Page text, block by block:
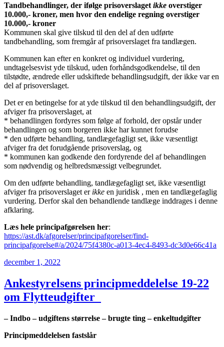
Tandbehandlinger, der ifølge prisoverslaget ikke overstiger
10.000,- kroner, men hvor den endelige regning overstiger
10.000,- kroner
Kommunen skal give tilskud til den del af den udførte
tandbehandling, som fremgår af prisoverslaget fra tandlægen.
Kommunen kan efter en konkret og individuel vurdering,
undtagelsesvist yde tilskud, uden forhåndsgodkendelse, til den
tilstødte, ændrede eller udskiftede behandlingsudgift, der ikke var en
del af prisoverslaget.
Det er en betingelse for at yde tilskud til den behandlingsudgift, der
afviger fra prisoverslaget, at
* behandlingen fordyres som følge af forhold, der opstår under
behandlingen og som borgeren ikke har kunnet forudse
* den udførte behandling, tandlægefagligt set, ikke væsentligt
afviger fra det forudgående prisoverslag, og
* kommunen kan godkende den fordyrende del af behandlingen
som nødvendig og helbredsmæssigt velbegrundet.
Om den udførte behandling, tandlægefagligt set, ikke væsentligt
afviger fra prisoverslaget er ikke en juridisk , men en tandlægefaglig
vurdering. Derfor skal den behandlende tandlæge inddrages i denne
afklaring.
Læs hele principafgørelsen her:
https://ast.dk/afgorelser/principafgorelser/find-
principafgorelse#/a/2024/75f4380c-a013-4ec4-8493-dc3d0e66c41a
Udgivet
december 1, 2022
Ankestyrelsens principmeddelelse 19-22
om Flytteudgifter
– Indbo – udgiftens størrelse – brugte ting – enkeltudgifter
Principmeddelelsen fastslår